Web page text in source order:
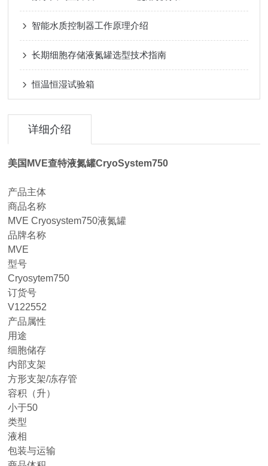
智能水质控制器工作原理介绍
长期细胞存储液氮罐选型技术指南
恒温恒湿试验箱
详细介绍
美国MVE查特液氮罐CryoSystem750
产品主体
商品名称
MVE Cryosystem750液氮罐
品牌名称
MVE
型号
Cryosytem750
订货号
V122552
产品属性
用途
细胞储存
内部支架
方形支架/冻存管
容积（升）
小于50
类型
液相
包装与运输